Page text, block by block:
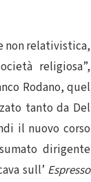
non relativistica,
religiosa”,
Rodano, quel
tanto da Del
il nuovo corso
dirigente
sull’ Espresso